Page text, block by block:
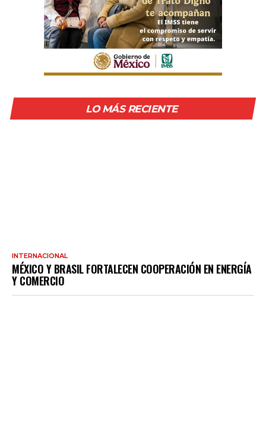
LO MÁS RECIENTE
INTERNACIONAL
MÉXICO Y BRASIL FORTALECEN COOPERACIÓN EN ENERGÍA
Y COMERCIO